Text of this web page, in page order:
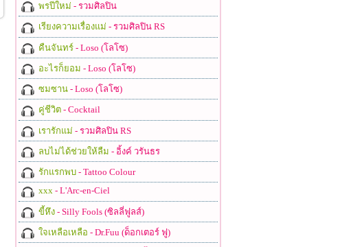
พรปีใหม่ - รวมศิลปิน
เรียงความเรื่องแม่ - รวมศิลปิน RS
คืนจันทร์- Loso (โลโซ)
อะไรก็ยอม - Loso (โลโซ)
ซมซาน- Loso (โลโซ)
คู่ชีวิต- Cocktail
เรารักแม่ - รวมศิลปิน RS
ลบไม่ได้ช่วยให้ลืม - อิ้งค์ วรันธร
รักแรกพบ- Tattoo Colour
xxx- L'Arc-en-Ciel
ขี้หึง- Silly Fools (ซิลลี่ฟูลส์)
ใจเหลือเหลือ - Dr.Fuu (ด็อกเตอร์ ฟู)